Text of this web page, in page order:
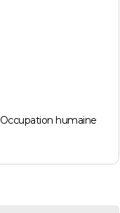
Occupation humaine